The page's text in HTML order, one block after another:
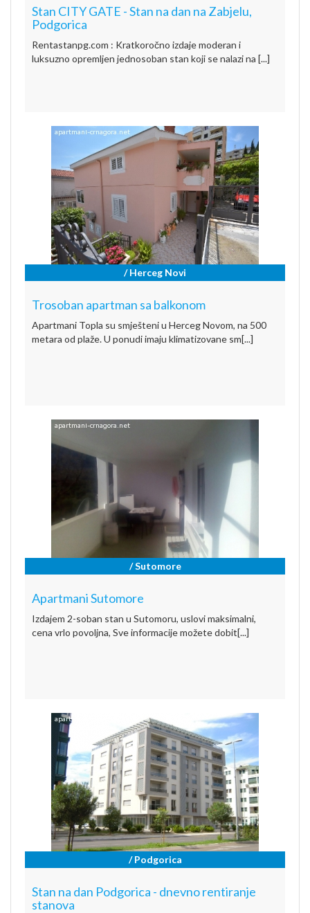
Stan CITY GATE - Stan na dan na Zabjelu,
Podgorica
Rentastanpg.com : Kratkoročno izdaje moderan i
luksuzno opremljen jednosoban stan koji se nalazi na [...]
/ Herceg Novi
Trosoban apartman sa balkonom
Apartmani Topla su smješteni u Herceg Novom, na 500
metara od plaže. U ponudi imaju klimatizovane sm[...]
/ Sutomore
Apartmani Sutomore
Izdajem 2-soban stan u Sutomoru, uslovi maksimalni,
cena vrlo povoljna, Sve informacije možete dobit[...]
/ Podgorica
Stan na dan Podgorica - dnevno rentiranje
stanova